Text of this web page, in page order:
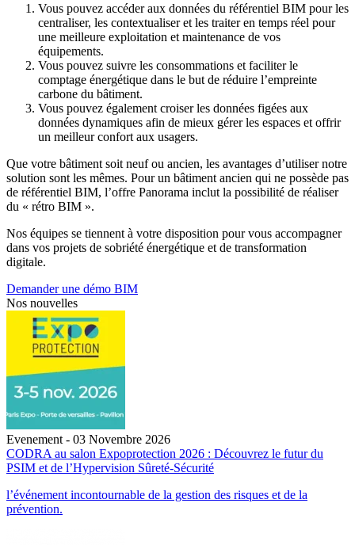
Vous pouvez accéder aux données du référentiel BIM pour les
centraliser, les contextualiser et les traiter en temps réel pour
une meilleure exploitation et maintenance de vos
équipements.
Vous pouvez suivre les consommations et faciliter le
comptage énergétique dans le but de réduire l’empreinte
carbone du bâtiment.
Vous pouvez également croiser les données figées aux
données dynamiques afin de mieux gérer les espaces et offrir
un meilleur confort aux usagers.
Que votre bâtiment soit neuf ou ancien, les avantages d’utiliser notre
solution sont les mêmes. Pour un bâtiment ancien qui ne possède pas
de référentiel BIM, l’offre Panorama inclut la possibilité de réaliser
du « rétro BIM ».
Nos équipes se tiennent à votre disposition pour vous accompagner
dans vos projets de sobriété énergétique et de transformation
digitale.
Demander une démo BIM
Nos nouvelles
Evenement - 03 Novembre 2026
CODRA au salon Expoprotection 2026 : Découvrez le futur du
PSIM et de l’Hypervision Sûreté-Sécurité
l’événement incontournable de la gestion des risques et de la
prévention.